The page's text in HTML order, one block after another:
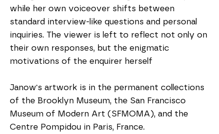
while her own voiceover shifts between
standard interview-like questions and personal
inquiries. The viewer is left to reflect not only on
their own responses, but the enigmatic
motivations of the enquirer herself
Janow's artwork is in the permanent collections
of the Brooklyn Museum, the San Francisco
Museum of Modern Art (SFMOMA), and the
Centre Pompidou in Paris, France.